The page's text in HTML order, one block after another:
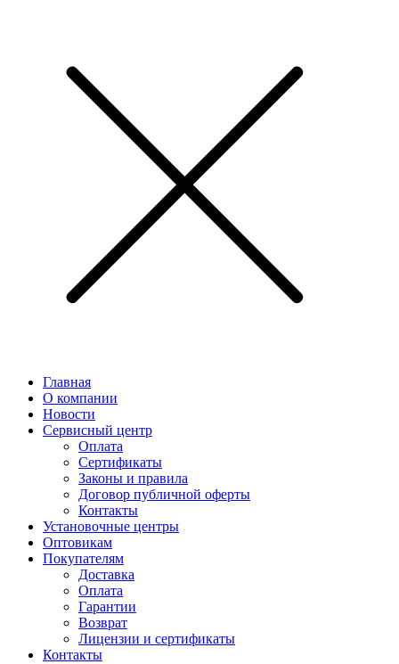
Главная
О компании
Новости
Сервисный центр
Оплата
Сертификаты
Законы и правила
Договор публичной оферты
Контакты
Установочные центры
Оптовикам
Покупателям
Доставка
Оплата
Гарантии
Возврат
Лицензии и сертификаты
Контакты